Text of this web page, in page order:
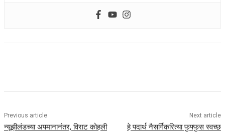
Previous article
न्यूझीलंडच्या अपमानानंतर, विराट कोहली
Next article
हे पदार्थ नैसर्गिकरित्या फुफ्फुस स्वच्छ